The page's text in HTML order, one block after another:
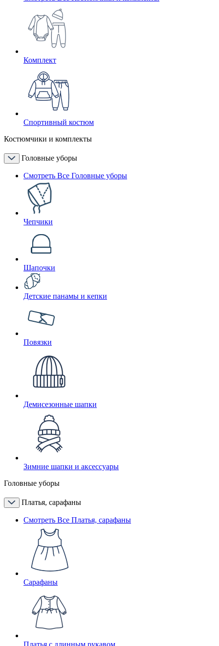
Комплект
Спортивный костюм
Костюмчики и комплекты
Головные уборы
Смотреть Все Головные уборы
Чепчики
Шапочки
Детские панамы и кепки
Повязки
Демисезонные шапки
Зимние шапки и аксессуары
Головные уборы
Платья, сарафаны
Смотреть Все Платья, сарафаны
Сарафаны
Платья с длинным рукавом